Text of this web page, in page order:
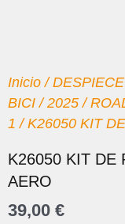
Inicio /
BICI /2025 /
1 / K26050 KIT
K26050 KIT DE
AERO
39,00 €